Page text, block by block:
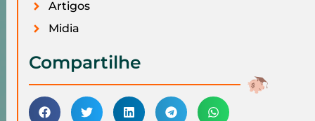
Artigos
Midia
Compartilhe